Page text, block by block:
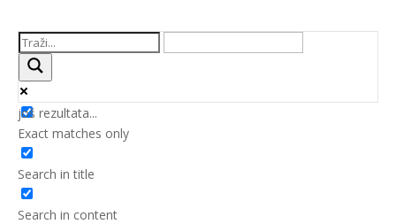
još rezultata...
Exact matches only
Search in title
Search in content